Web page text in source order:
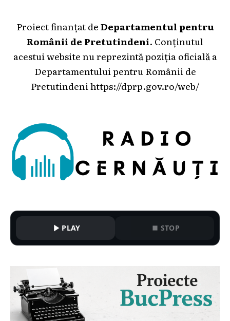
Proiect finanțat deDepartamentul pentru
Românii de Pretutindeni. Conținutul
acestui website nu reprezintă poziția oficială a
Departamentului pentru Românii de
Pretutindeni https://dprp.gov.ro/web/
PLAY STOP